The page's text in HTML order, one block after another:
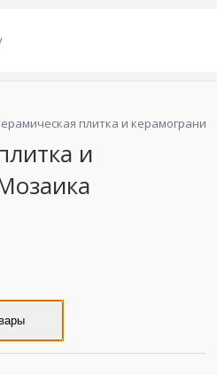
плитка и керамогранит
и